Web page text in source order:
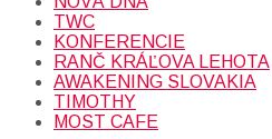
TWC
KONFERENCIE
RANČ KRÁĽOVA LEHOTA
AWAKENING SLOVAKIA
TIMOTHY
MOST CAFE